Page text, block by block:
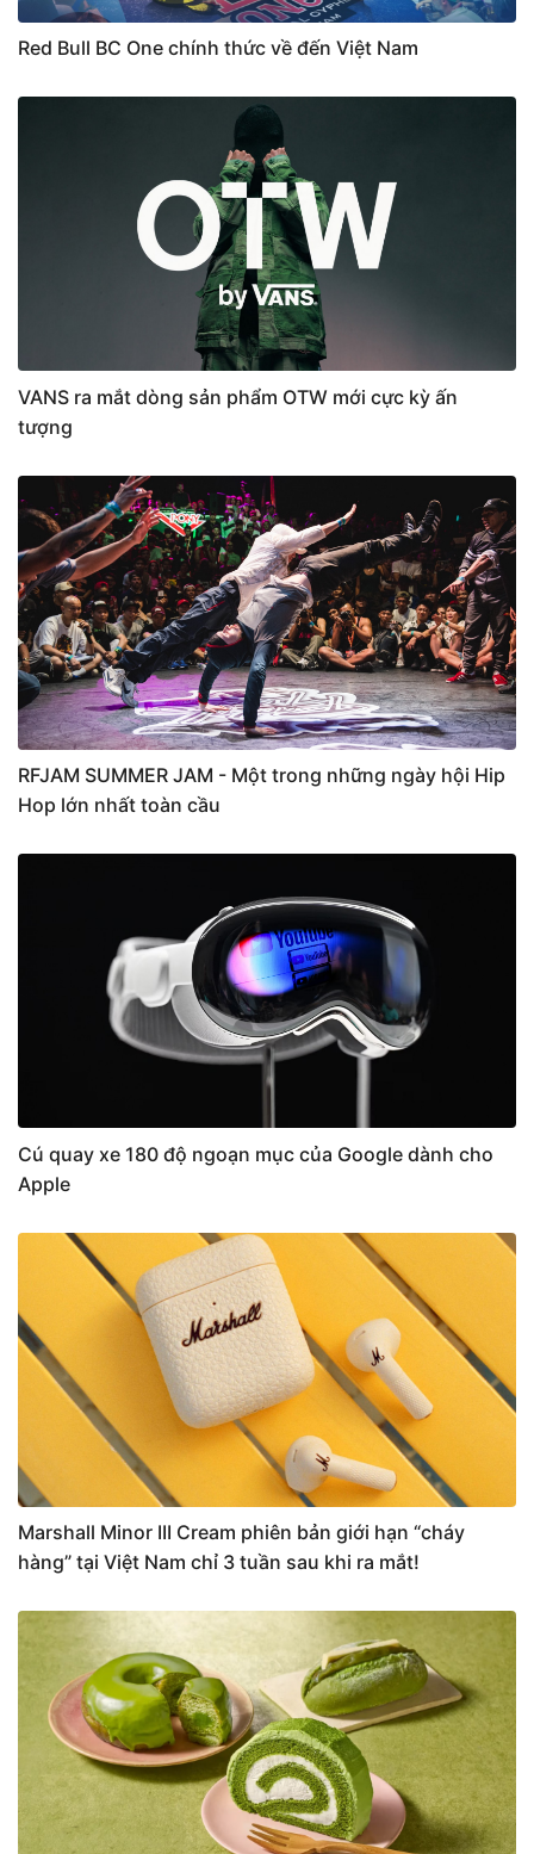
Red Bull BC One chính thức về đến Việt Nam
VANS ra mắt dòng sản phẩm OTW mới cực kỳ ấn
tượng
RFJAM SUMMER JAM - Một trong những ngày hội Hip
Hop lớn nhất toàn cầu
Cú quay xe 180 độ ngoạn mục của Google dành cho
Apple
Marshall Minor III Cream phiên bản giới hạn “cháy
hàng” tại Việt Nam chỉ 3 tuần sau khi ra mắt!